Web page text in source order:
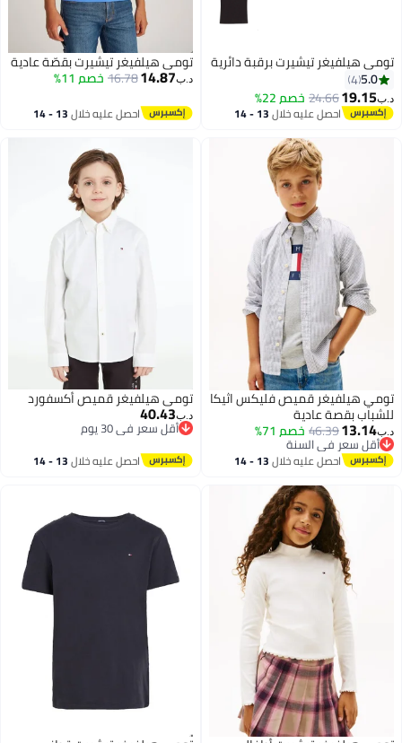
تومي هيلفيغر تيشيرت برقبة دائرية
5.0
4
د.ب‏19.15
24.66خصم 22%
احصل عليه خلال 13 - 14
تومي هيلفيغر تيشيرت بقصّة عادية
د.ب‏14.87
16.78خصم 11%
احصل عليه خلال 13 - 14
تومي هيلفيغر قميص فليكس اثيكا
للشباب بقصة عادية
د.ب‏13.14
46.39خصم 71%
أقل سعر في السنة
أقل سعر في السنة
احصل عليه خلال 13 - 14
اغسطس
2
تومي هيلفيغر قميص أكسفورد
د.ب‏40.43
أقل سعر في 30 يوم
أقل سعر في 30 يوم
احصل عليه خلال 13 - 14
اغسطس